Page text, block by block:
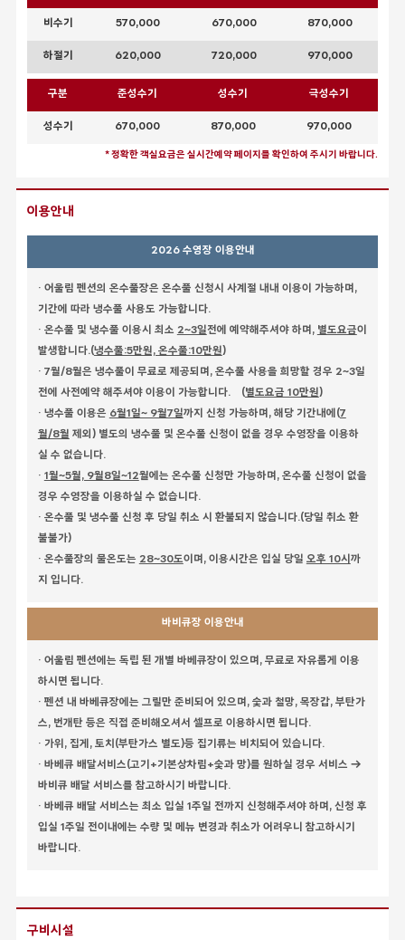
비수기 570,000 670,000 870,000
하절기 620,000 720,000 970,000
구분 준성수기 성수기 극성수기
성수기 670,000 870,000 970,000
* 정확한 객실요금은 실시간예약 페이지를 확인하여 주시기 바랍니다.
이용안내
2026 수영장 이용안내
· 어울림 펜션의 온수풀장은 온수풀 신청시 사계절 내내 이용이 가능하며,
기간에 따라 냉수풀 사용도 가능합니다.
· 온수풀 및 냉수풀 이용시 최소 2~3일전에 예약해주셔야 하며, 별도요금이
발생합니다.(냉수풀:5만원, 온수풀:10만원)
· 7월/8월은 냉수풀이 무료로 제공되며, 온수풀 사용을 희망할 경우 2~3일
전에 사전예약 해주셔야 이용이 가능합니다. (별도요금 10만원)
· 냉수풀 이용은 6월1일~ 9월7일까지 신청 가능하며, 해당 기간내에(7
월/8월 제외) 별도의 냉수풀 및 온수풀 신청이 없을 경우 수영장을 이용하
실 수 없습니다.
· 1월~5월, 9월8일~12월에는 온수풀 신청만 가능하며, 온수풀 신청이 없을
경우 수영장을 이용하실 수 없습니다.
· 온수풀 및 냉수풀 신청 후 당일 취소 시 환불되지 않습니다.(당일 취소 환
불불가)
· 온수풀장의 물온도는 28~30도이며, 이용시간은 입실 당일 오후 10시 까
지 입니다.
바비큐장 이용안내
· 어울림 펜션에는 독립 된 개별 바베큐장이 있으며, 무료로 자유롭게 이용
하시면 됩니다.
· 펜션 내 바베큐장에는 그릴만 준비되어 있으며, 숯과 철망, 목장갑, 부탄가
스, 번개탄 등은 직접 준비해오셔서 셀프로 이용하시면 됩니다.
· 가위, 집게, 토치(부탄가스 별도)등 집기류는 비치되어 있습니다.
· 바베큐 배달서비스(고기+기본상차림+숯과 망)를 원하실 경우 서비스 →
바비큐 배달 서비스를 참고하시기 바랍니다.
· 바베큐 배달 서비스는 최소 입실 1주일 전까지 신청해주셔야 하며, 신청 후
입실 1주일 전이내에는 수량 및 메뉴 변경과 취소가 어려우니 참고하시기
바랍니다.
구비시설